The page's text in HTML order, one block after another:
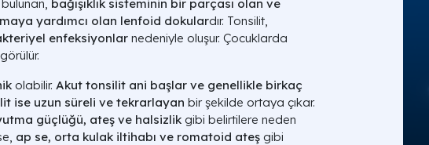
bağışıklık sisteminin bir parçası olan ve
yardımcı olan lenfoid dokulardır. Tonsilit,
enfeksiyonlar nedeniyle oluşur. Çocuklarda
olabilir. Akut tonsilit ani başlar ve genellikle birkaç
ise uzun süreli ve tekrarlayan bir şekilde ortaya çıkar.
güçlüğü, ateş ve halsizlik gibi belirtilere neden
ap se, orta kulak iltihabı ve romatoid ateş gibi